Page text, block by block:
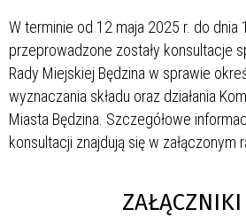
W terminie od 12 maja 2025 r. do dnia
przeprowadzone zostały konsultacje
Rady Miejskiej Będzina w sprawie
wyznaczania składu oraz działania
Miasta Będzina. Szczegółowe
konsultacji znajdują się w załączonym